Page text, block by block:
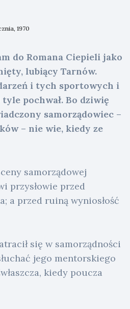
1970
do Romana Ciepieli jako
lubiący Tarnów.
i tych sportowych i
pochwał. Bo dziwię
samorządowiec –
– nie wie, kiedy ze
samorządowej
przysłowie przed
a przed ruiną wyniosłość
się w samorządności
jego mentorskiego
kiedy poucza